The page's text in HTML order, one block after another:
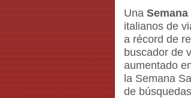
Una Semana
italianos de
a récord de
buscador de
aumentado
la Semana
de